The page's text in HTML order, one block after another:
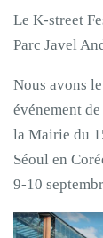
Le K-street
Parc Javel
Nous avons
événement
la Mairie du
Séoul en
9-10